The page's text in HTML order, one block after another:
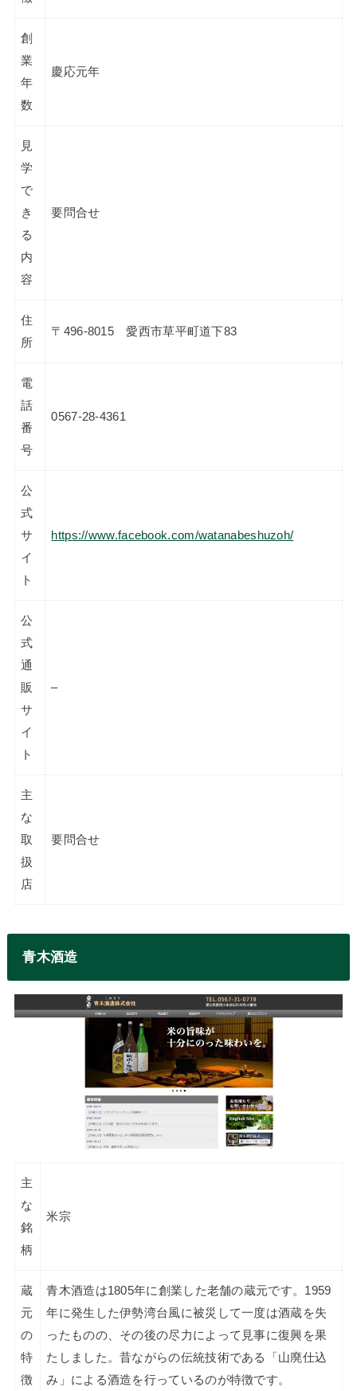
創
業
年
数
慶応元年
見
学
で
き
る
内
容
要問合せ
住
所
〒496-8015 愛西市草平町道下83
電
話
番
号
0567-28-4361
公
式
サ
イ
ト
https://www.facebook.com/watanabeshuzoh/
公
式
通
販
サ
イ
ト
–
主
な
取
扱
店
要問合せ
青木酒造
主
な
銘
柄
米宗
蔵
元
の
特
徴
青木酒造は1805年に創業した老舗の蔵元です。1959
年に発生した伊勢湾台風に被災して一度は酒蔵を失
ったものの、その後の尽力によって見事に復興を果
たしました。昔ながらの伝統技術である「山廃仕込
み」による酒造を行っているのが特徴です。